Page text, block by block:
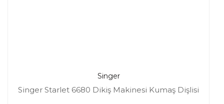
Singer
Singer Starlet 6680 Dikiş Makinesi Kumaş Dişlisi